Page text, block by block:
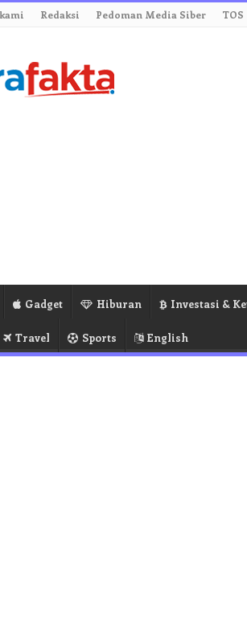
Redaksi Pedoman Media Siber TOS
Gadget Hiburan Investasi &
Travel Sports English